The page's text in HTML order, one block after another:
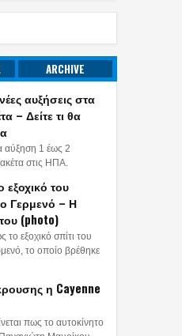
ARCHIVE
αυξήσεις στα
– Δείτε τι θα
αύξηση 1 έως 2
στις ΗΠΑ.
εξοχικό του
Γερμενό – Η
(photo)
εξοχικό σπίτι του
το οποίο βρέθηκε
η Cayenne
πως το αυτοκίνητο